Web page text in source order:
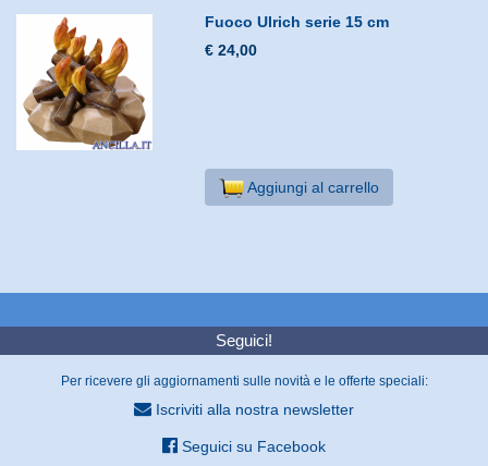
Fuoco Ulrich serie 15 cm
€ 24,00
Aggiungi al carrello
Seguici!
Per ricevere gli aggiornamenti sulle novità e le offerte speciali:
Iscriviti alla nostra newsletter
Seguici su Facebook